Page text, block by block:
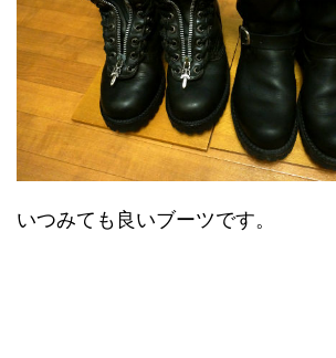
いつみても良いブーツです。